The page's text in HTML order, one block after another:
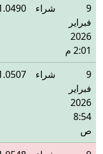
9
فبراير
2026
2:01 م
شراء
9
فبراير
2026
8:54
ص
شراء